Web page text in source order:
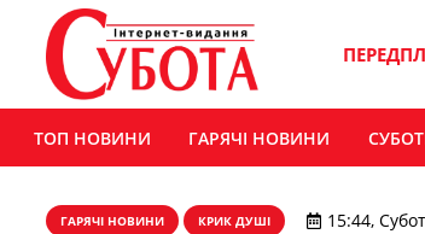
ТОП НОВИНИ ГАРЯЧІ НОВИНИ
ГАРЯЧІ НОВИНИ КРИК ДУШІ 15:44,